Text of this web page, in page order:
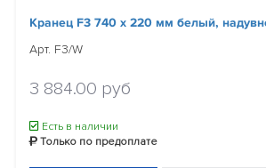
Кранец F3 740 х 220 мм белый,
Арт. F3/W
3 884.00 руб
Есть в наличии
Только по предоплате